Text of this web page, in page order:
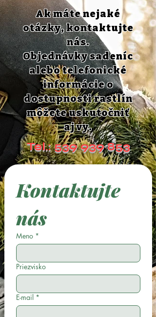
Ak máte nejaké
otázky, kontaktujte
nás.
Objednávky sadeníc
alebo telefonické
informácie o
dostupnosti rastlín
môžete uskutočniť
aj vy.
Tel.:539 939 853
Kontaktujte
nás
Meno *
Priezvisko
E-mail *